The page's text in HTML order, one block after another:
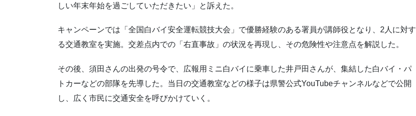
しい年末年始を過ごしていただきたい」と訴えた。
キャンペーンでは「全国白バイ安全運転競技大会」で優勝経験のある署員が講師役となり、2人に対す
る交通教室を実施。交差点内での「右直事故」の状況を再現し、その危険性や注意点を解説した。
その後、須田さんの出発の号令で、広報用ミニ白バイに乗車した井戸田さんが、集結した白バイ・パ
トカーなどの部隊を先導した。当日の交通教室などの様子は県警公式YouTubeチャンネルなどで公開
し、広く市民に交通安全を呼びかけていく。